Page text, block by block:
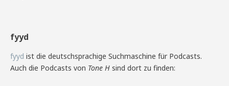
fyyd
fyyd ist die deutschsprachige Suchmaschine für Podcasts.
Auch die Podcasts von Tone H sind dort zu finden: